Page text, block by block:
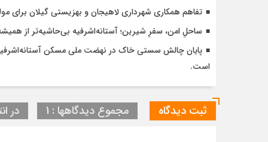
تفاهم همکاری شهرداری لاهیجان و بهزیستی گیلان برای
ساحلِ امن، سفرِ شیرین؛ آستانه‌اشرفیه بی‌حاشیه‌تر از
است.
ثبت دیدگاه مجموع دیدگاهها : 1 در